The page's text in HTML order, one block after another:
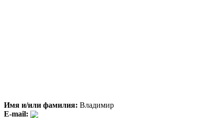
Имя и/или фамилия: Владимир
E-mail: